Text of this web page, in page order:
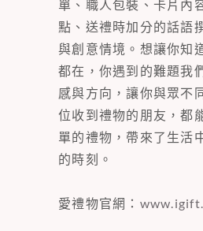
單、職人包裝、卡片內
點、送禮時加分的話語
與創意情境。想讓你知
都在，你遇到的難題我
感與方向，讓你與眾不
位收到禮物的朋友，都
單的禮物，帶來了生活
的時刻。
愛禮物官網：